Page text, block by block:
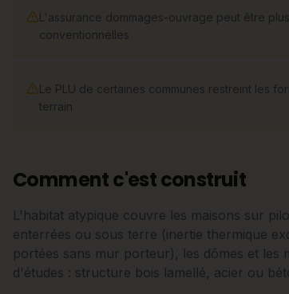
L'assurance dommages-ouvrage peut être
conventionnelles
Le PLU de certaines communes restreint les
terrain
Comment c'est construit
L'habitat atypique couvre les maisons sur
enterrées ou sous terre (inertie thermique
portées sans mur porteur), les dômes et les
d'études : structure bois lamellé, acier ou